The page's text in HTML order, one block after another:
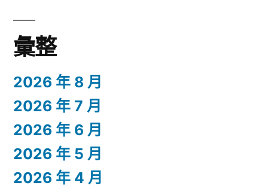
彙整
2026 年 8 月
2026 年 7 月
2026 年 6 月
2026 年 5 月
2026 年 4 月